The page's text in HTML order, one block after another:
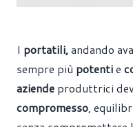
I portatili,andando
sempre più potentie
aziende produttrici
compromesso,